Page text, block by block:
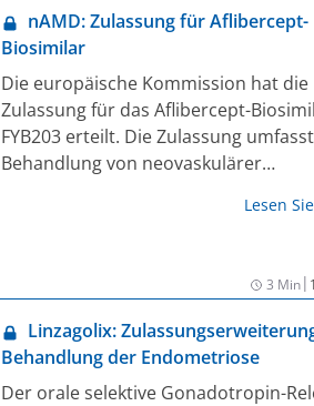
mit ATTR-CM sind einem ständigen
Krankheitsprogression ausgesetzt,
Herzen hervorgerufen wird.
ein selektiver, niedermolekularer oral
einzunehmender, nahezu
(≥90%) Stabilisator von Transthyretin
nAMD: Zulassung für Aflibercept-
Biosimilar
Die europäische Kommission hat die
Zulassung für das Aflibercept-
FYB203 erteilt. Die Zulassung
Behandlung von neovaskulärer
Neovaskularisation (mCNV) und
Makulaödem infolge eines
Netzhautvenenverschlusses (RVV).
Lesen
3 Min|
Linzagolix:
Behandlung der Endometriose
Der orale selektive Gonadotropin-